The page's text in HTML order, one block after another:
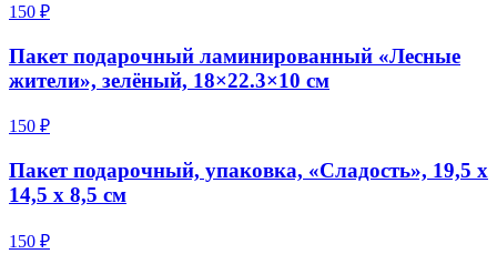
150 ₽
Пакет подарочный ламинированный «Лесные
жители», зелёный, 18×22.3×10 см
150 ₽
Пакет подарочный, упаковка, «Сладость», 19,5 х
14,5 х 8,5 см
150 ₽